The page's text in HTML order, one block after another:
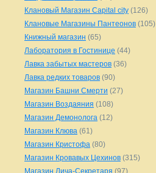
Клановый Магазин Capital city (126)
Клановые Магазины Пантеонов (105)
Книжный магазин (65)
Лаборатория в Гостинице (44)
Лавка забытых мастеров (36)
Лавка редких товаров (90)
Магазин Башни Смерти (27)
Магазин Воздаяния (108)
Магазин Демонолога (12)
Магазин Клюва (61)
Магазин Кристофа (80)
Магазин Кровавых Цехинов (315)
Магазин Лича-Секретаря (97)